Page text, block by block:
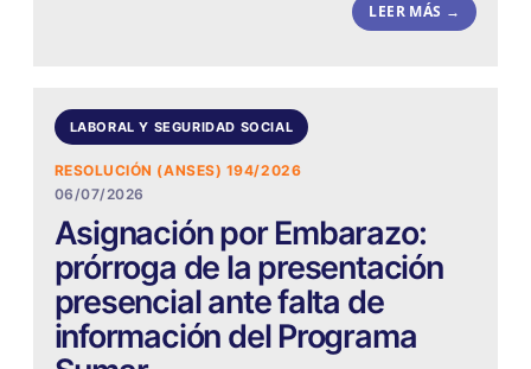
LEER MÁS →
LABORAL Y SEGURIDAD SOCIAL
RESOLUCIÓN (ANSES) 194/2026
06/07/2026
Asignación por Embarazo:
prórroga de la presentación
presencial ante falta de
información del Programa